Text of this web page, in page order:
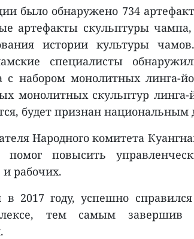
было обнаружено 734
артефакты скульптуры
истории культуры
специалисты
с набором монолитных линга-
монолитных скульптур
будет признан национальным
Народного комитета
помог повысить
рабочих.
2017 году, успешно
тем самым завершив